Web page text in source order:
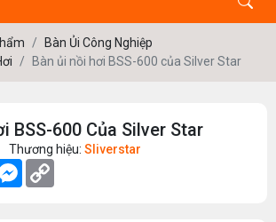
Bàn Ủi Công Nghiệp
Bàn ủi nồi hơi BSS-600 của Silver Star
BSS-600 Của Silver Star
Thương hiệu: Sliverstar
Messenger